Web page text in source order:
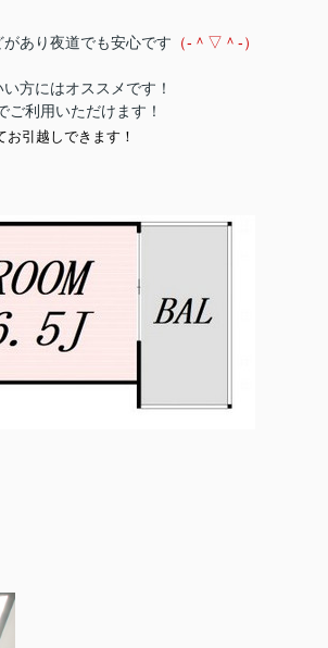
あり夜道でも安心です （‐＾▽＾‐）
方にはオススメです！
利用いただけます！
引越しできます！